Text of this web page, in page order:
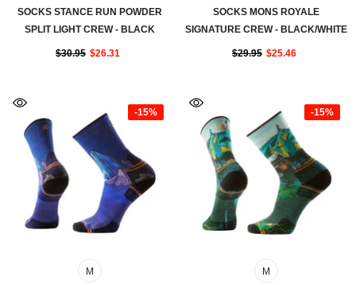
SOCKS STANCE RUN POWDER
SPLIT LIGHT CREW - BLACK
$30.95 $26.31
SOCKS MONS ROYALE
SIGNATURE CREW - BLACK/WHITE
$29.95 $25.46
-15%
M
-15%
M